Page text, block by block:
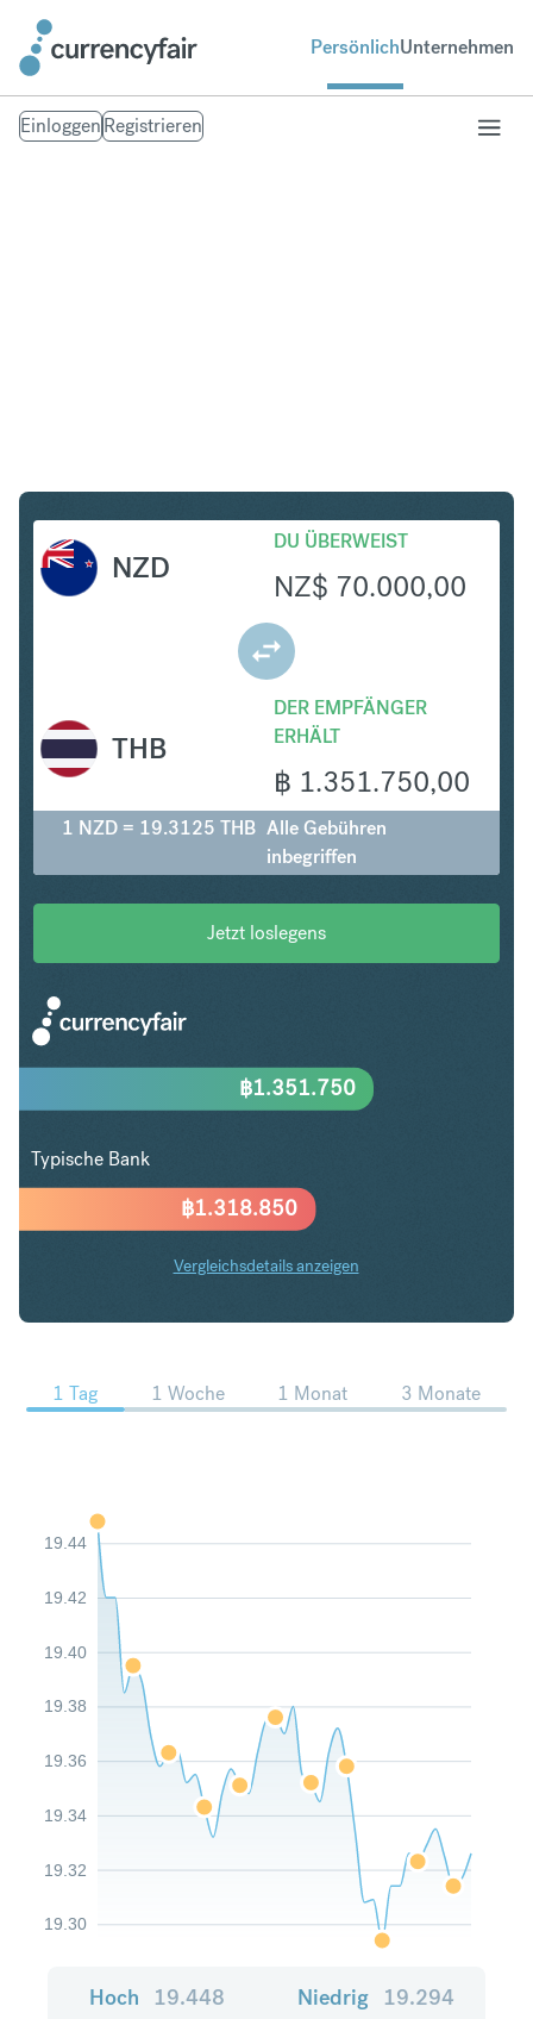
PersönlichUnternehmen
EinloggenRegistrieren
NZD
DU ÜBERWEIST
NZ$ 70.000,00
DER EMPFÄNGER
ERHÄLT
฿ 1.351.750,00
THB
1 NZD = 19.3125 THB Alle Gebühren
inbegriffen
Jetzt loslegens
฿1.318.850
฿1.351.750
Typische Bank
Vergleichsdetails anzeigen
NZD in THB Trends
1 Tag 1 Woche 1 Monat 3 Monate
19.30
19.32
19.34
19.36
19.38
19.40
19.42
19.44
Hoch 19.448 Niedrig 19.294